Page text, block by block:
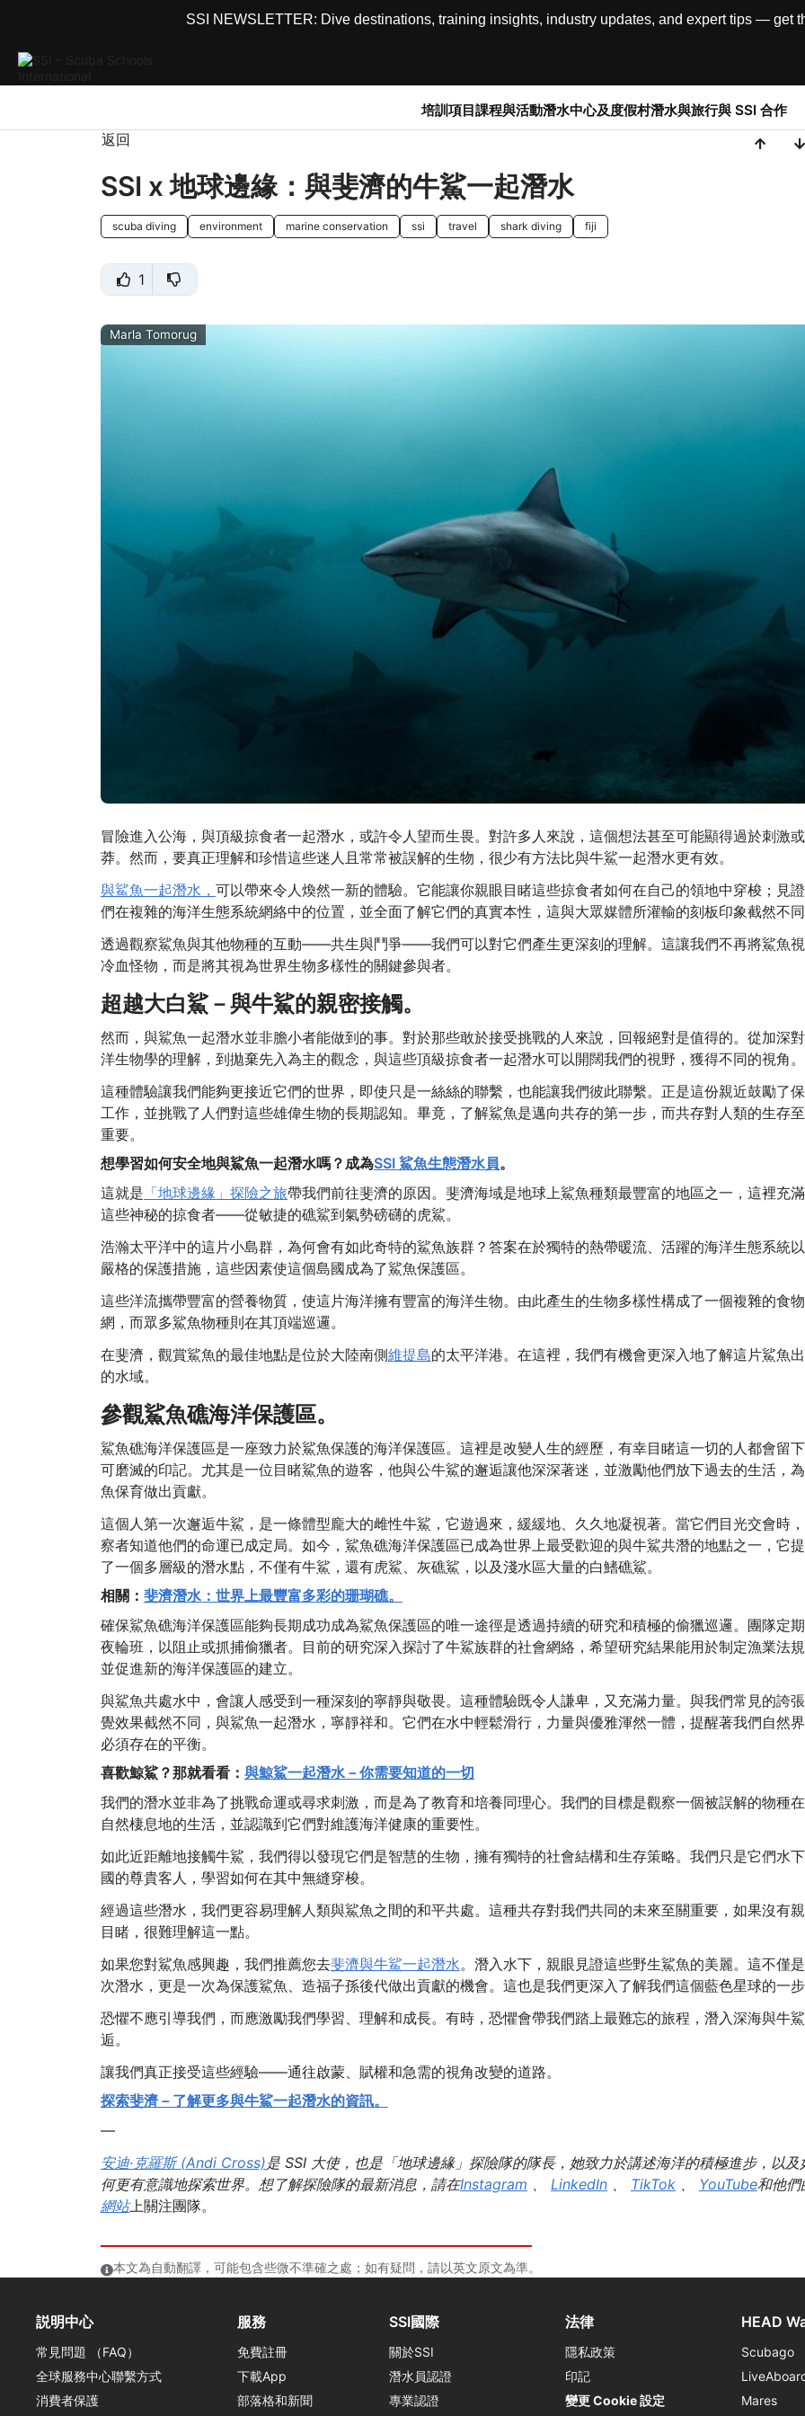
SSI NEWSLETTER: Dive destinations, training insights, industry updates, and expert tips — get
培訓項目課程與活動潛水中心及度假村潛水與旅行與 SSI 合作
返回
SSI x 地球邊緣：與斐濟的牛鯊一起潛水
scuba diving environment marine conservation ssi travel shark diving fiji
1
Marla Tomorug
冒險進入公海，與頂級掠食者一起潛水，或許令人望而生畏。對許多人來說，這個想法甚至可能顯得過於刺激
莽。然而，要真正理解和珍惜這些迷人且常常被誤解的生物，很少有方法比與牛鯊一起潛水更有效。
與鯊魚一起潛水， 可以帶來令人煥然一新的體驗。它能讓你親眼目睹這些掠食者如何在自己的領地中穿梭；見
們在複雜的海洋生態系統網絡中的位置，並全面了解它們的真實本性，這與大眾媒體所灌輸的刻板印象截然不同
透過觀察鯊魚與其他物種的互動——共生與鬥爭——我們可以對它們產生更深刻的理解。這讓我們不再將鯊魚
冷血怪物，而是將其視為世界生物多樣性的關鍵參與者。
超越大白鯊－與牛鯊的親密接觸。
然而，與鯊魚一起潛水並非膽小者能做到的事。對於那些敢於接受挑戰的人來說，回報絕對是值得的。從加深
洋生物學的理解，到拋棄先入為主的觀念，與這些頂級掠食者一起潛水可以開闊我們的視野，獲得不同的視角。
這種體驗讓我們能夠更接近它們的世界，即使只是一絲絲的聯繫，也能讓我們彼此聯繫。正是這份親近鼓勵了
工作，並挑戰了人們對這些雄偉生物的長期認知。畢竟，了解鯊魚是邁向共存的第一步，而共存對人類的生存
重要。
想學習如何安全地與鯊魚一起潛水嗎？成為SSI 鯊魚生態潛水員。
這就是 「地球邊緣」探險之旅帶我們前往斐濟的原因。斐濟海域是地球上鯊魚種類最豐富的地區之一，這裡充
這些神秘的掠食者——從敏捷的礁鯊到氣勢磅礴的虎鯊。
浩瀚太平洋中的這片小島群，為何會有如此奇特的鯊魚族群？答案在於獨特的熱帶暖流、活躍的海洋生態系統
嚴格的保護措施，這些因素使這個島國成為了鯊魚保護區。
這些洋流攜帶豐富的營養物質，使這片海洋擁有豐富的海洋生物。由此產生的生物多樣性構成了一個複雜的食物
網，而眾多鯊魚物種則在其頂端巡邏。
在斐濟，觀賞鯊魚的最佳地點是位於大陸南側維提島的太平洋港。在這裡，我們有機會更深入地了解這片鯊魚
的水域。
參觀鯊魚礁海洋保護區。
鯊魚礁海洋保護區是一座致力於鯊魚保護的海洋保護區。這裡是改變人生的經歷，有幸目睹這一切的人都會留
可磨滅的印記。尤其是一位目睹鯊魚的遊客，他與公牛鯊的邂逅讓他深深著迷，並激勵他們放下過去的生活，
魚保育做出貢獻。
這個人第一次邂逅牛鯊，是一條體型龐大的雌性牛鯊，它遊過來，緩緩地、久久地凝視著。當它們目光交會時
察者知道他們的命運已成定局。如今，鯊魚礁海洋保護區已成為世界上最受歡迎的與牛鯊共潛的地點之一，它
了一個多層級的潛水點，不僅有牛鯊，還有虎鯊、灰礁鯊，以及淺水區大量的白鰭礁鯊。
相關： 斐濟潛水：世界上最豐富多彩的珊瑚礁。
確保鯊魚礁海洋保護區能夠長期成功成為鯊魚保護區的唯一途徑是透過持續的研究和積極的偷獵巡邏。團隊定
夜輪班，以阻止或抓捕偷獵者。目前的研究深入探討了牛鯊族群的社會網絡，希望研究結果能用於制定漁業法規
並促進新的海洋保護區的建立。
與鯊魚共處水中，會讓人感受到一種深刻的寧靜與敬畏。這種體驗既令人謙卑，又充滿力量。與我們常見的誇
覺效果截然不同，與鯊魚一起潛水，寧靜祥和。它們在水中輕鬆滑行，力量與優雅渾然一體，提醒著我們自然
必須存在的平衡。
喜歡鯨鯊？那就看看： 與鯨鯊一起潛水－你需要知道的一切
我們的潛水並非為了挑戰命運或尋求刺激，而是為了教育和培養同理心。我們的目標是觀察一個被誤解的物種
自然棲息地的生活，並認識到它們對維護海洋健康的重要性。
如此近距離地接觸牛鯊，我們得以發現它們是智慧的生物，擁有獨特的社會結構和生存策略。我們只是它們水
國的尊貴客人，學習如何在其中無縫穿梭。
經過這些潛水，我們更容易理解人類與鯊魚之間的和平共處。這種共存對我們共同的未來至關重要，如果沒有
目睹，很難理解這一點。
如果您對鯊魚感興趣，我們推薦您去斐濟與牛鯊一起潛水。潛入水下，親眼見證這些野生鯊魚的美麗。這不僅
次潛水，更是一次為保護鯊魚、造福子孫後代做出貢獻的機會。這也是我們更深入了解我們這個藍色星球的一步
恐懼不應引導我們，而應激勵我們學習、理解和成長。有時，恐懼會帶我們踏上最難忘的旅程，潛入深海與牛
逅。
讓我們真正接受這些經驗——通往啟蒙、賦權和急需的視角改變的道路。
探索斐濟－了解更多與牛鯊一起潛水的資訊。
—
安迪·克羅斯 (Andi Cross)是 SSI 大使，也是「地球邊緣」探險隊的隊長，她致力於講述海洋的積極進步，以及
何更有意識地探索世界。想了解探險隊的最新消息，請在Instagram 、 LinkedIn 、 TikTok 、 YouTube和他們
網站上關注團隊。
本文為自動翻譯，可能包含些微不準確之處；如有疑問，請以英文原文為準。
説明中心
常見問題 （FAQ）
全球服務中心聯繫方式
消費者保護
服務
免費註冊
下載App
部落格和新聞
SSI國際
關於SSI
潛水員認證
專業認證
法律
隱私政策
印記
變更 Cookie 設定
HEAD
Scubago
Mares